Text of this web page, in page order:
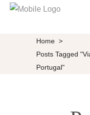
Home >
Posts Tagged
Portugal"